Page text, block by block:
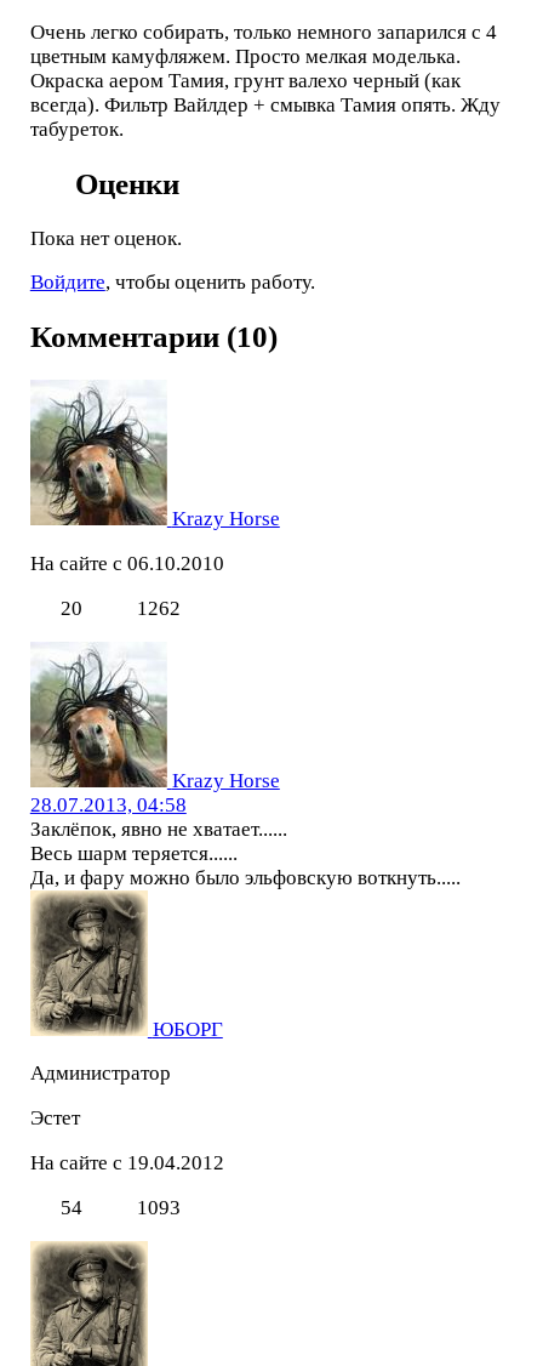
Очень легко собирать, только немного запарился с 4
цветным камуфляжем. Просто мелкая моделька.
Окраска аером Тамия, грунт валехо черный (как
всегда). Фильтр Вайлдер + смывка Тамия опять. Жду
табуреток.
Оценки
Пока нет оценок.
Войдите, чтобы оценить работу.
Комментарии (10)
Krazy Horse
На сайте с 06.10.2010
20
1262
Krazy Horse
28.07.2013, 04:58
Заклёпок, явно не хватает......
Весь шарм теряется......
Да, и фару можно было эльфовскую воткнуть.....
ЮБОРГ
Администратор
Эстет
На сайте с 19.04.2012
54
1093